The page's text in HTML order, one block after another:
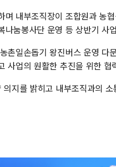
내부조직장이 조합원과 농
눔봉사단 운영 등 상반기 사
촌일손돕기 왕진버스 운영 다
사업의 원활한 추진을 위한 협
지를 밝히고 내부조직과의